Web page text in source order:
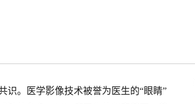
识。医学影像技术被誉为医生的“眼睛”